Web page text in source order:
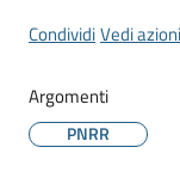
CondividiVedi azioni
Argomenti
PNRR